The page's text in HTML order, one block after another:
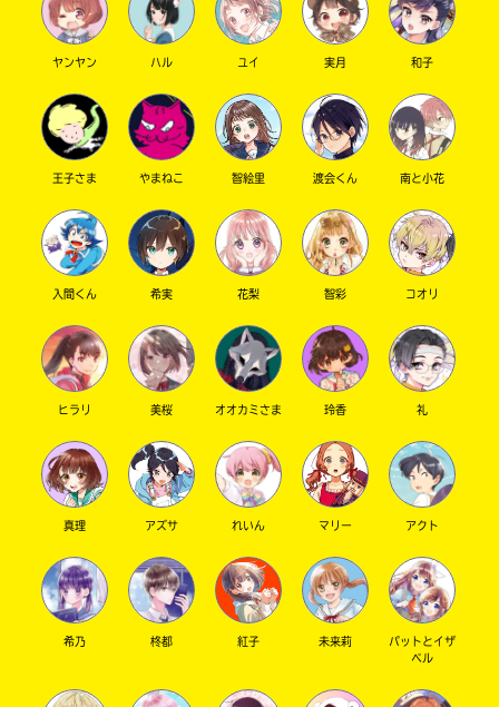
キーワードから探す
SNSでシェアする
ヤンヤン ハル ユイ 実月 和子
王子さま やまねこ 智絵里 渡会くん 南と小花
入間くん 希実 花梨 智彩 コオリ
ヒラリ 美桜 オオカミさま 玲香 礼
真理 アズサ れいん マリー アクト
希乃 柊都 紅子 未来莉
パットとイザ
ベル